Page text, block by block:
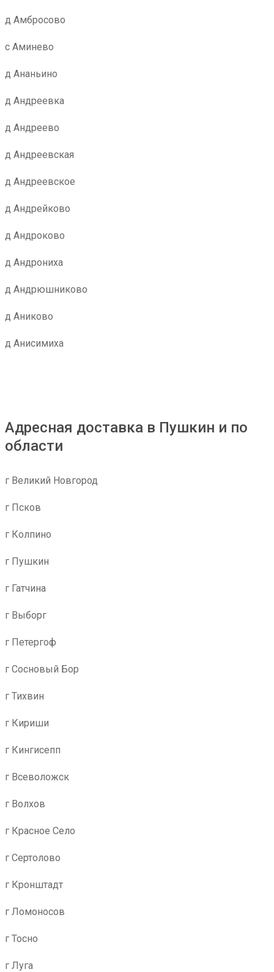
д Амбросово
с Аминево
д Ананьино
д Андреевка
д Андреево
д Андреевская
д Андреевское
д Андрейково
д Андроково
д Андрониха
д Андрюшниково
д Аниково
д Анисимиха
Адресная доставка в Пушкин и по
области
г Великий Новгород
г Псков
г Колпино
г Пушкин
г Гатчина
г Выборг
г Петергоф
г Сосновый Бор
г Тихвин
г Кириши
г Кингисепп
г Всеволожск
г Волхов
г Красное Село
г Сертолово
г Кронштадт
г Ломоносов
г Тосно
г Луга